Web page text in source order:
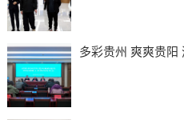
多彩贵州 爽爽贵阳